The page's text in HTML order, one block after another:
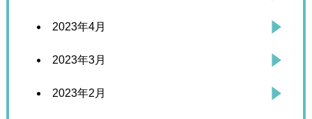
2023年4月
2023年3月
2023年2月